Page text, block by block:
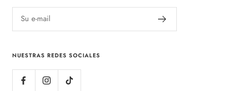
Su e-mail
NUESTRAS REDES SOCIALES